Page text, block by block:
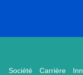
Société Carrière